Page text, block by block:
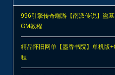
996引擎传奇端游【南派传说】盗
GM教程
精品怀旧网单【墨香书院】单机版
程